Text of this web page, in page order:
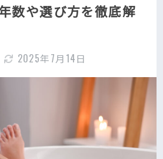
数や選び方を徹底解
2025年7月14日